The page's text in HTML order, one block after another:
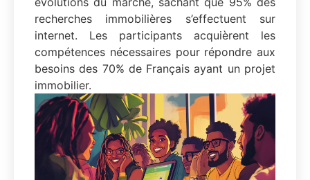
recherches immobilières s’effectuent sur
internet. Les participants acquièrent les
compétences nécessaires pour répondre aux
besoins des 70% de Français ayant un projet
immobilier.